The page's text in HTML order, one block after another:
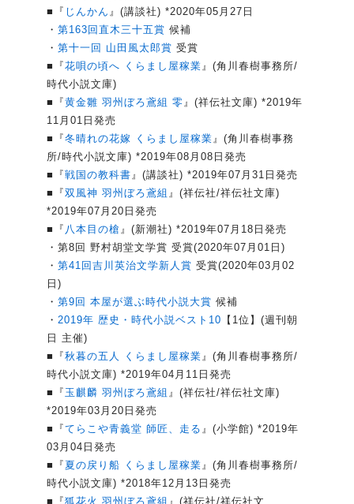
■『 じんかん 』(講談社) *2020年05月27日
・ 第163回 直木三十五賞 候補
・ 第十一回 山田風太郎賞 受賞
■『花唄の頃へ くらまし屋稼業』(角川春樹事務所/
時代小説文庫)
■『黄金雛 羽州ぼろ鳶組 零 』(祥伝社文庫) *2019年
11月01日発売
■『冬晴れの花嫁 くらまし屋稼業』(角川春樹事務
所/時代小説文庫) *2019年08月08日発売
■『戦国の教科書』(講談社) *2019年07月31日発売
■『双風神 羽州ぼろ鳶組 』(祥伝社/祥伝社文庫)
*2019年07月20日発売
■『 八本目の槍 』(新潮社) *2019年07月18日発売
・第8回 野村胡堂文学賞 受賞(2020年07月01日)
・ 第41回吉川英治文学新人賞 受賞(2020年03月02
日)
・ 第9回 本屋が選ぶ時代小説大賞 候補
・ 2019年 歴史・時代小説ベスト10 【1位】(週刊朝
日 主催)
■『秋暮の五人 くらまし屋稼業』(角川春樹事務所/
時代小説文庫) *2019年04月11日発売
■『 玉麒麟 羽州ぼろ鳶組 』(祥伝社/祥伝社文庫)
*2019年03月20日発売
■『てらこや青義堂 師匠、走る 』(小学館) *2019年
03月04日発売
■『 夏の戻り船 くらまし屋稼業』(角川春樹事務所/
時代小説文庫) *2018年12月13日発売
■『狐花火 羽州ぼろ鳶組 』(祥伝社/祥伝社文